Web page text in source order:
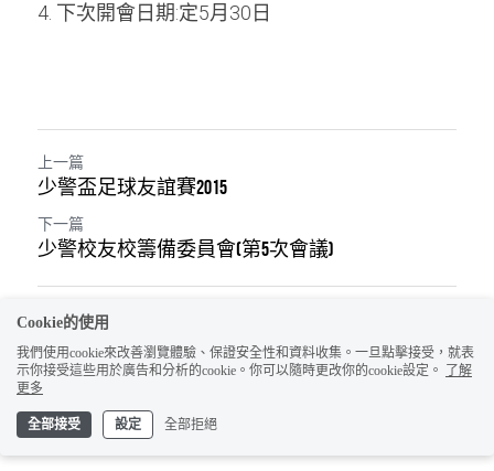
4. 下次開會日期:定5月30日
上一篇
少警盃足球友誼賽2015
下一篇
少警校友校籌備委員會(第5次會議)
返回網站
Cookie的使用
我們使用cookie來改善瀏覽體驗、保證安全性和資料收集。一旦點擊接受，就表
示你接受這些用於廣告和分析的cookie。你可以隨時更改你的cookie設定。
了解
更多
全部接受 設定 全部拒絕